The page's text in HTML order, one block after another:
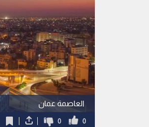
العاصمة عمان
0
0